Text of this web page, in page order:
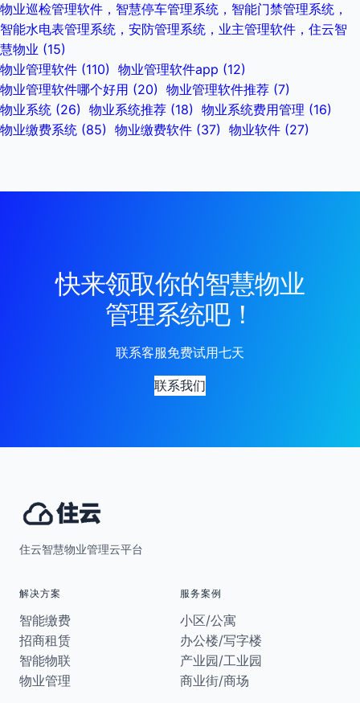
物业巡检管理软件，智慧停车管理系统，智能门禁管理系统，
智能水电表管理系统，安防管理系统，业主管理软件，住云智
慧物业 (15)
物业管理软件 (110) 物业管理软件app (12)
物业管理软件哪个好用 (20) 物业管理软件推荐 (7)
物业系统 (26) 物业系统推荐 (18) 物业系统费用管理 (16)
物业缴费系统 (85) 物业缴费软件 (37) 物业软件 (27)
快来领取你的智慧物业
管理系统吧！
联系客服免费试用七天
联系我们
住云智慧物业管理云平台
解决方案
智能缴费
招商租赁
智能物联
物业管理
服务案例
小区/公寓
办公楼/写字楼
产业园/工业园
商业街/商场